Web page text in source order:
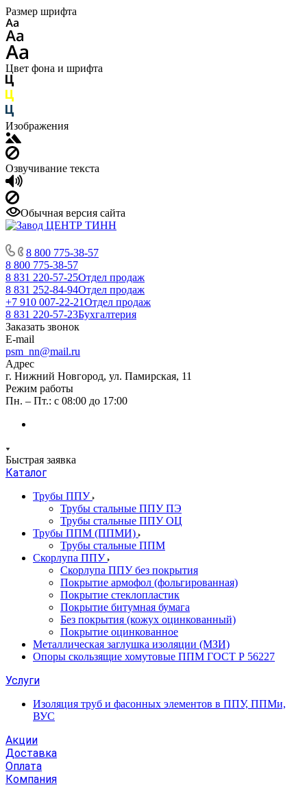
Размер шрифта
Цвет фона и шрифта
Изображения
Озвучивание текста
Обычная версия сайта
8 800 775-38-57
8 800 775-38-57
8 831 220-57-25Отдел продаж
8 831 252-84-94Отдел продаж
+7 910 007-22-21Отдел продаж
8 831 220-57-23Бухгалтерия
Заказать звонок
E-mail
psm_nn@mail.ru
Адрес
г. Нижний Новгород, ул. Памирская, 11
Режим работы
Пн. – Пт.: с 08:00 до 17:00
Быстрая заявка
Каталог
Трубы ППУ
Трубы стальные ППУ ПЭ
Трубы стальные ППУ ОЦ
Трубы ППМ (ППМИ)
Трубы стальные ППМ
Скорлупа ППУ
Скорлупа ППУ без покрытия
Покрытие армофол (фольгированная)
Покрытие стеклопластик
Покрытие битумная бумага
Без покрытия (кожух оцинкованный)
Покрытие оцинкованное
Металлическая заглушка изоляции (МЗИ)
Опоры скользящие хомутовые ППМ ГОСТ Р 56227
Услуги
Изоляция труб и фасонных элементов в ППУ, ППМи,
ВУС
Акции
Доставка
Оплата
Компания